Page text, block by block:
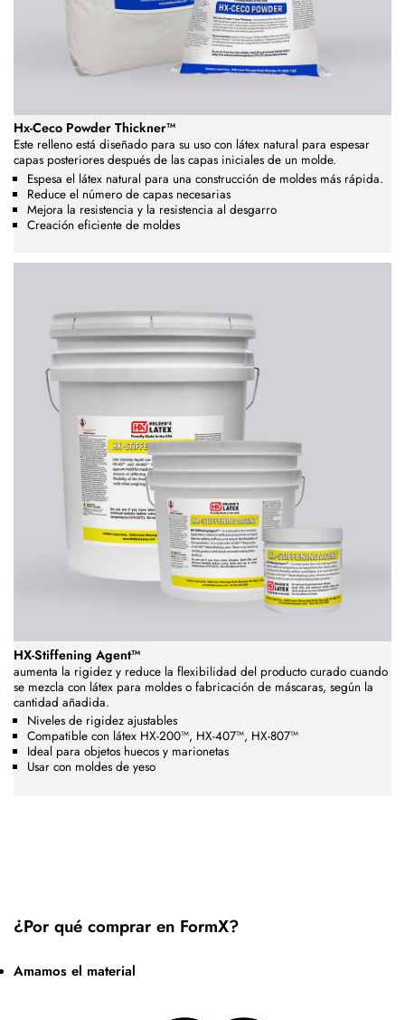
Hx-Ceco Powder Thickner™
Este relleno está diseñado para su uso con látex natural para espesar
capas posteriores después de las capas iniciales de un molde.
Espesa el látex natural para una construcción de moldes más rápida.
Reduce el número de capas necesarias
Mejora la resistencia y la resistencia al desgarro
Creación eficiente de moldes
HX-Stiffening Agent™
aumenta la rigidez y reduce la flexibilidad del producto curado cuando
se mezcla con látex para moldes o fabricación de máscaras, según la
cantidad añadida.
Niveles de rigidez ajustables
Compatible con látex HX-200™, HX-407™, HX-807™
Ideal para objetos huecos y marionetas
Usar con moldes de yeso
¿Por qué comprar en FormX?
Amamos el material